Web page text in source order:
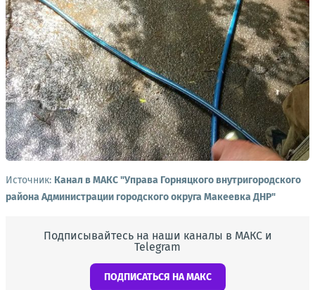
Источник: Канал в МАКС "Управа Горняцкого внутригородского
района Администрации городского округа Макеевка ДНР"
Подписывайтесь на наши каналы в МАКС и
Telegram
ПОДПИСАТЬСЯ НА МАКС